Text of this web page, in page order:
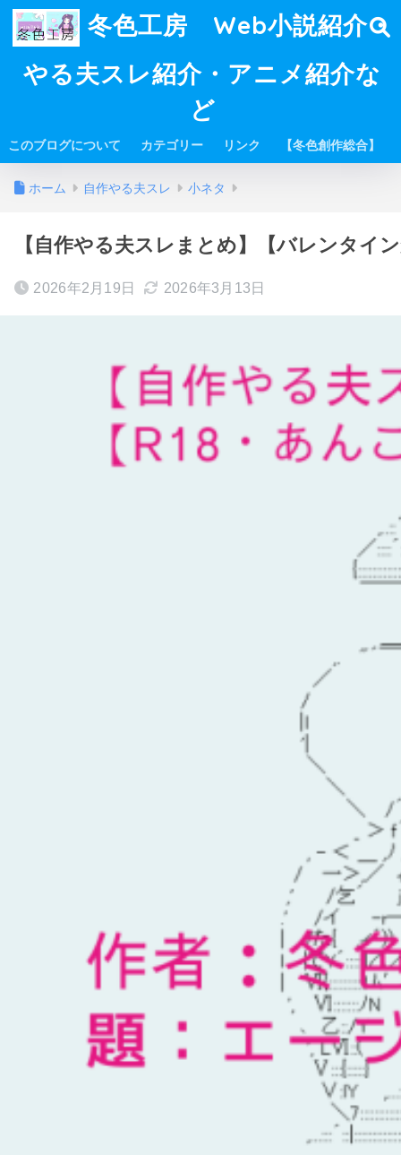
冬色工房 Web小説紹介・
やる夫スレ紹介・アニメ紹介な
ど
このブログについて カテゴリー リンク 【冬色創作総合】
ホーム 自作やる夫スレ 小ネタ
【自作やる夫スレまとめ】【バレンタイ
2026年2月19日 2026年3月13日